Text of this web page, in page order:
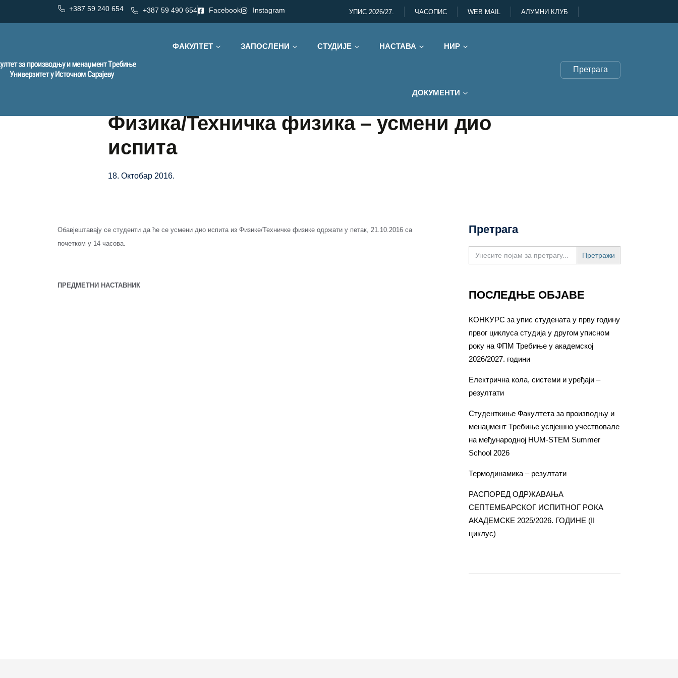
+387 59 240 654 +387 59 490 654 Facebook Instagram УПИС 2026/27. ЧАСОПИС WEB MAIL АЛУМНИ КЛУБ
ФАКУЛТЕТ ЗАПОСЛЕНИ СТУДИЈЕ НАСТАВА НИР
ДОКУМЕНТИ
Претрага
Физика/Техничка физика – усмени дио
испита
18. Октобар 2016.
Обавјештавају се студенти да ће се усмени дио испита из Физике/Техничке физике одржати у петак, 21.10.2016 са
почетком у 14 часова.
ПРЕДМЕТНИ НАСТАВНИК
Претрага
Search
for:
ПОСЛЕДЊЕ ОБЈАВЕ
КОНКУРС за упис студената у прву годину
првог циклуса студија у другом уписном
року на ФПМ Требиње у академској
2026/2027. години
Електрична кола, системи и уређаји –
резултати
Студенткиње Факултета за производњу и
менаџмент Требиње успјешно учествовале
на међународној HUM-STEM Summer
School 2026
Термодинамика – резултати
РАСПОРЕД ОДРЖАВАЊА
СЕПТЕМБАРСКОГ ИСПИТНОГ РОКА
АКАДЕМСКЕ 2025/2026. ГОДИНЕ (II
циклус)